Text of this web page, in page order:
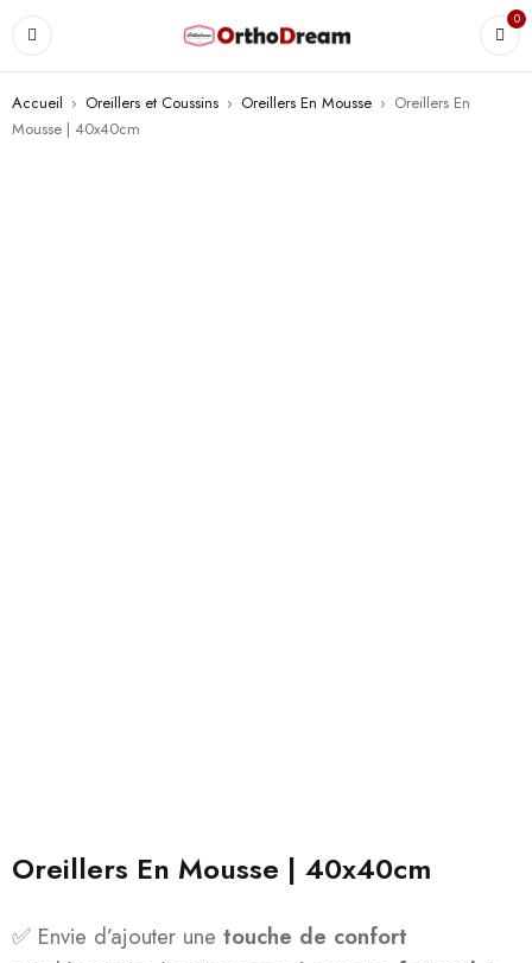
0
Accueil › Oreillers et Coussins › Oreillers En Mousse › Oreillers En
Mousse | 40x40cm
Oreillers En Mousse | 40x40cm
✅ Envie d’ajouter une touche de confort